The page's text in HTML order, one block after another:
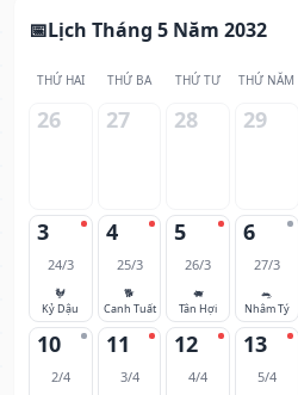
Lịch Tháng 5 Năm 2032
THỨ HAI THỨ BA THỨ TƯ THỨ NĂM
26 27 28 29
3
24/3
🐓
Kỷ Dậu
4
25/3
🐕
Canh Tuất
5
26/3
🐖
Tân Hợi
6
27/3
🐀
Nhâm Tý
10
2/4
11
3/4
12
4/4
13
5/4